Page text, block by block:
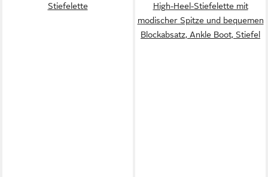
Stiefelette
High-Heel-Stiefelette mit
modischer Spitze und bequemen
Blockabsatz, Ankle Boot, Stiefel